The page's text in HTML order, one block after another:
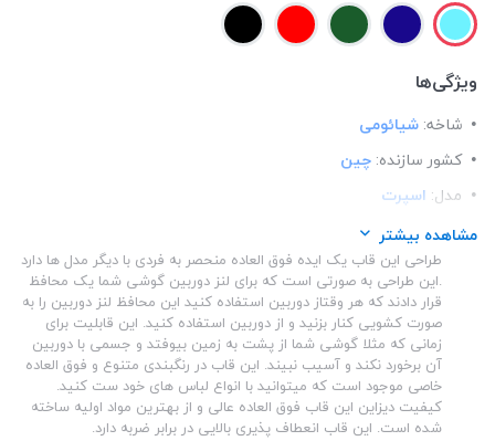
ویژگی‌ها
شاخه: شیائومی
کشور سازنده: چین
مدل: اسپرت
ساختار: شفاف
ساختار:TPU
مشاهده بیشتر
طراحی این قاب یک ایده فوق العاده منحصر به فردی با دیگر مدل ها دارد
.این طراحی به صورتی است که برای لنز دوربین گوشی شما یک محافظ
قرار دادند که هر وقتاز دوربین استفاده کنید این محافظ لنز دوربین را به
صورت کشویی کنار بزنید و از دوربین استفاده کنید. این قابلیت برای
زمانی که مثلا گوشی شما از پشت به زمین بیوفتد و جسمی با دوربین
آن برخورد نکند و آسیب نبیند. این قاب در رنگبندی متنوع و فوق العاده
خاصی موجود است که میتوانید با انواع لباس های خود ست کنید.
کیفیت دیزاین این قاب فوق العاده عالی و از بهترین مواد اولیه ساخته
شده است. این قاب انعطاف پذیری بالایی در برابر ضربه دارد.